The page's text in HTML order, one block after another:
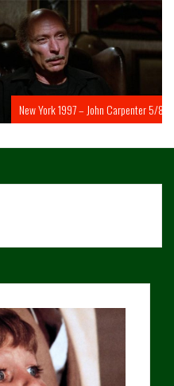
New York 1997 – John Carpenter 5/8